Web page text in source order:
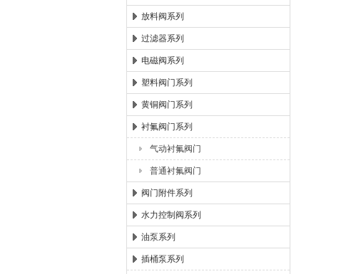
放料阀系列
过滤器系列
电磁阀系列
塑料阀门系列
黄铜阀门系列
衬氟阀门系列
气动衬氟阀门
普通衬氟阀门
阀门附件系列
水力控制阀系列
油泵系列
插桶泵系列